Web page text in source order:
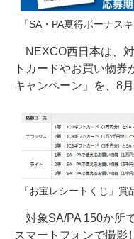
「SA・PA夏得ボーナス
NEXCO西日本は、
トカードやお買い物
キャンペーン」を、8
「お宝レシートくじ」賞
対象SA/PA 150か所
スマートフォンで撮影